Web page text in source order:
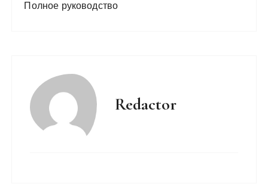
Полное руководство
Redactor